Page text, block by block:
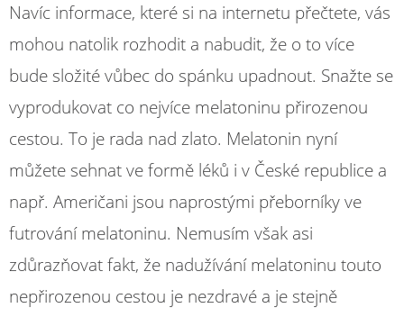
Navíc informace, které si na internetu přečtete, vás
mohou natolik rozhodit a nabudit, že o to více
bude složité vůbec do spánku upadnout. Snažte se
vyprodukovat co nejvíce melatoninu přirozenou
cestou. To je rada nad zlato. Melatonin nyní
můžete sehnat ve formě léků i v České republice a
např. Američani jsou naprostými přeborníky ve
futrování melatoninu. Nemusím však asi
zdůrazňovat fakt, že nadužívání melatoninu touto
nepřirozenou cestou je nezdravé a je stejně